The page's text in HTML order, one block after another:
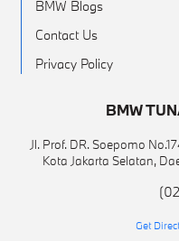
BMW Blogs
Contact Us
Privacy Policy
BMW
Jl. Prof. DR. Soepomo
Kota Jakarta Selatan,
Get